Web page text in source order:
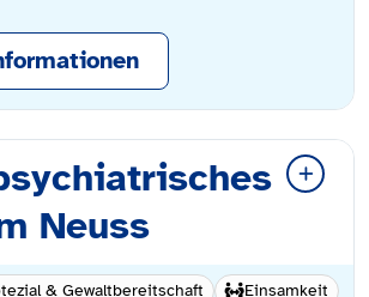
Neuss
& Gewaltbereitschaft
Einsamkeit